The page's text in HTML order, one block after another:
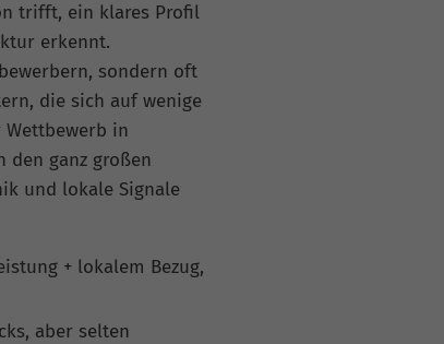
trifft, ein klares Profil
erkennt.
sondern oft
die sich auf wenige
Wettbewerb in
den ganz großen
und lokale Signale
+ lokalem Bezug,
aber selten